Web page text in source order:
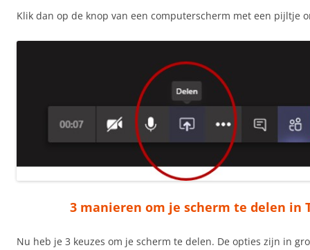
Klik dan op de knop van een computerscherm met een pijltje
3 manieren om je scherm te delen in
Nu heb je 3 keuzes om je scherm te delen. De opties zijn in